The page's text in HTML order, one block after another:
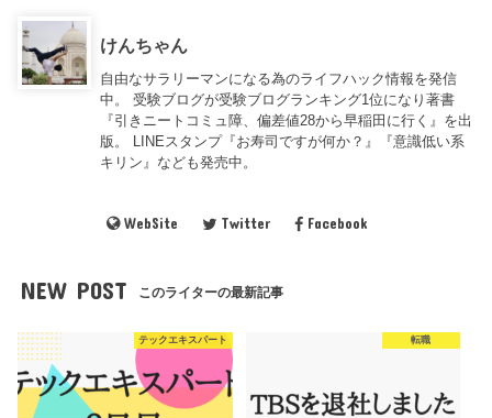
けんちゃん
自由なサラリーマンになる為のライフハック情報を発信
中。 受験ブログが受験ブログランキング1位になり著書
『引きニートコミュ障、偏差値28から早稲田に行く』を出
版。 LINEスタンプ『お寿司ですが何か？』『意識低い系
キリン』なども発売中。
WebSite Twitter Facebook
NEW POST このライターの最新記事
テックエキスパート 転職